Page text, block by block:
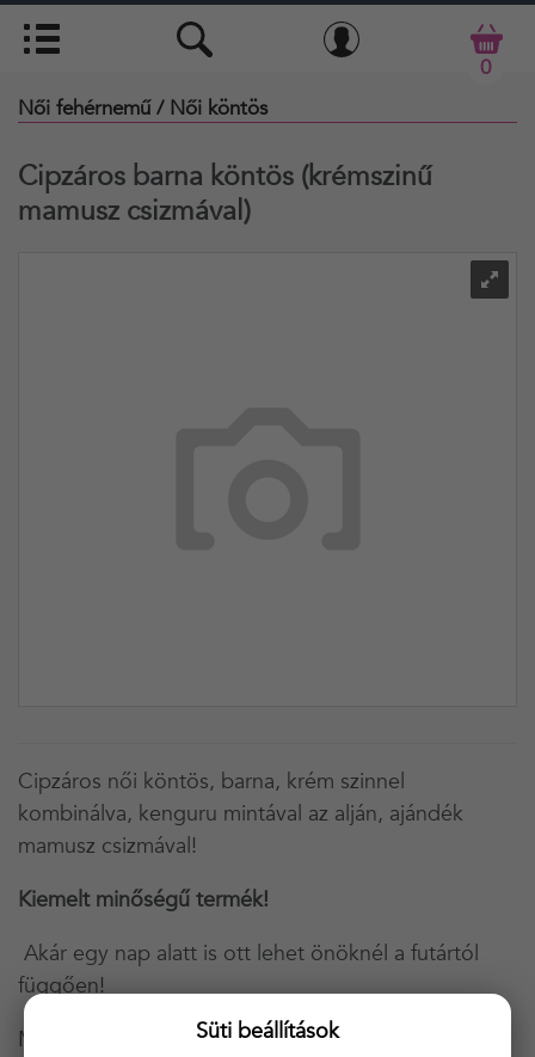
0
Női fehérnemű / Női köntös
Cipzáros barna köntös (krémszinű
mamusz csizmával)
Cipzáros női köntös, barna, krém szinnel
kombinálva, kenguru mintával az alján, ajándék
mamusz csizmával!
Kiemelt minőségű termék!
Akár egy nap alatt is ott lehet önöknél a futártól
függően!
Méretválaszték:m/l és xl/xxl
Süti beállítások